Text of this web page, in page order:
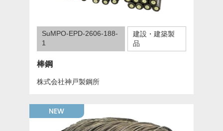
SuMPO-EPD-2606-188-
1
建設・建築製
品
棒鋼
株式会社神戸製鋼所
NEW